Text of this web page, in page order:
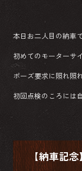
本日お二人目の納車
初めてのモーターサ
ポーズ要求に照れ照
初回点検のころには
【納車記